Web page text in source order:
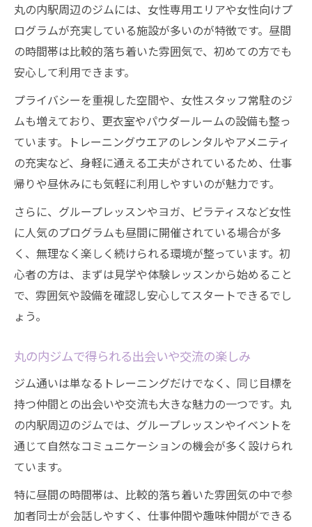
丸の内駅周辺のジムには、女性専用エリアや女性向けプ
ログラムが充実している施設が多いのが特徴です。昼間
の時間帯は比較的落ち着いた雰囲気で、初めての方でも
安心して利用できます。
プライバシーを重視した空間や、女性スタッフ常駐のジ
ムも増えており、更衣室やパウダールームの設備も整っ
ています。トレーニングウエアのレンタルやアメニティ
の充実など、身軽に通える工夫がされているため、仕事
帰りや昼休みにも気軽に利用しやすいのが魅力です。
さらに、グループレッスンやヨガ、ピラティスなど女性
に人気のプログラムも昼間に開催されている場合が多
く、無理なく楽しく続けられる環境が整っています。初
心者の方は、まずは見学や体験レッスンから始めること
で、雰囲気や設備を確認し安心してスタートできるでし
ょう。
丸の内ジムで得られる出会いや交流の楽しみ
ジム通いは単なるトレーニングだけでなく、同じ目標を
持つ仲間との出会いや交流も大きな魅力の一つです。丸
の内駅周辺のジムでは、グループレッスンやイベントを
通じて自然なコミュニケーションの機会が多く設けられ
ています。
特に昼間の時間帯は、比較的落ち着いた雰囲気の中で参
加者同士が会話しやすく、仕事仲間や趣味仲間ができる